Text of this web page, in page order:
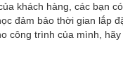
khách hàng, các bạn
đảm bảo thời gian lắp
công trình của mình,